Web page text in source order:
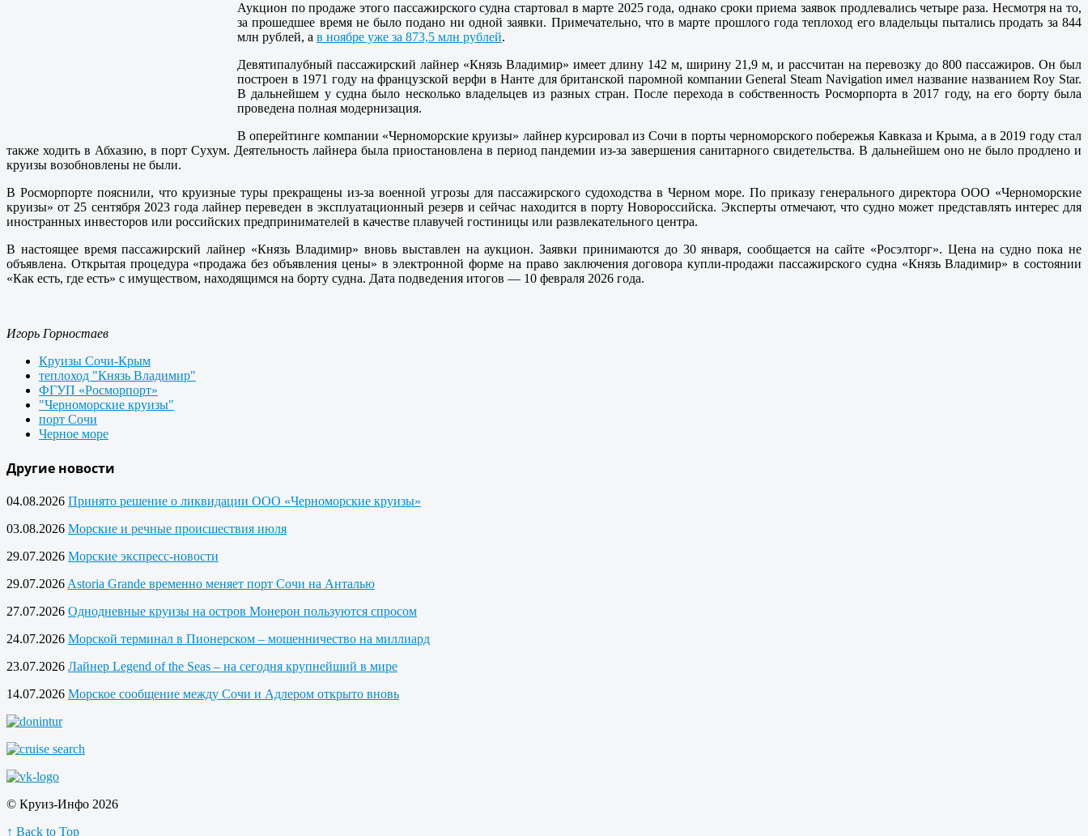
Аукцион по продаже этого пассажирского судна стартовал в марте 2025 года, однако сроки приема заявок продлевались четыре раза. Несмотря на то,
за прошедшее время не было подано ни одной заявки. Примечательно, что в марте прошлого года теплоход его владельцы пытались продать за 844
млн рублей, а в ноябре уже за 873,5 млн рублей.
Девятипалубный пассажирский лайнер «Князь Владимир» имеет длину 142 м, ширину 21,9 м, и рассчитан на перевозку до 800 пассажиров. Он был
построен в 1971 году на французской верфи в Нанте для британской паромной компании General Steam Navigation имел название названием Roy Star.
В дальнейшем у судна было несколько владельцев из разных стран. После перехода в собственность Росморпорта в 2017 году, на его борту была
проведена полная модернизация.
В оперейтинге компании «Черноморские круизы» лайнер курсировал из Сочи в порты черноморского побережья Кавказа и Крыма, а в 2019 году стал
также ходить в Абхазию, в порт Сухум. Деятельность лайнера была приостановлена в период пандемии из-за завершения санитарного свидетельства. В дальнейшем оно не было продлено и
круизы возобновлены не были.
В Росморпорте пояснили, что круизные туры прекращены из-за военной угрозы для пассажирского судоходства в Черном море. По приказу генерального директора ООО «Черноморские
круизы» от 25 сентября 2023 года лайнер переведен в эксплуатационный резерв и сейчас находится в порту Новороссийска. Эксперты отмечают, что судно может представлять интерес для
иностранных инвесторов или российских предпринимателей в качестве плавучей гостиницы или развлекательного центра.
В настоящее время пассажирский лайнер «Князь Владимир» вновь выставлен на аукцион. Заявки принимаются до 30 января, сообщается на сайте «Росэлторг». Цена на судно пока не
объявлена. Открытая процедура «продажа без объявления цены» в электронной форме на право заключения договора купли-продажи пассажирского судна «Князь Владимир» в состоянии
«Как есть, где есть» с имуществом, находящимся на борту судна. Дата подведения итогов — 10 февраля 2026 года.
Игорь Горностаев
Круизы Сочи-Крым
теплоход "Князь Владимир"
ФГУП «Росморпорт»
"Черноморские круизы"
порт Сочи
Черное море
Другие новости
04.08.2026 Принято решение о ликвидации ООО «Черноморские круизы»
03.08.2026 Морские и речные происшествия июля
29.07.2026 Морские экспресс-новости
29.07.2026 Astoria Grande временно меняет порт Сочи на Анталью
27.07.2026 Однодневные круизы на остров Монерон пользуются спросом
24.07.2026 Морской терминал в Пионерском – мошенничество на миллиард
23.07.2026 Лайнер Legend of the Seas – на сегодня крупнейший в мире
14.07.2026 Морское сообщение между Сочи и Адлером открыто вновь
© Круиз-Инфо 2026
↑ Back to Top